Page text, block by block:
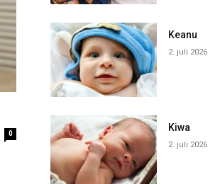
0
Keanu
2. juli 2026
Kiwa
2. juli 2026